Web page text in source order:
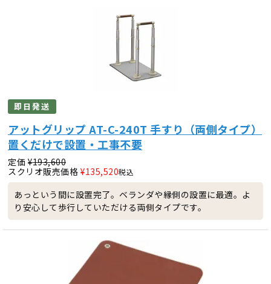
即日発送
アットグリップ AT-C-240T 手すり（両側タイプ）
置くだけで設置・工事不要
定価 ¥193,600
スクリオ販売価格 ¥135,520税込
あっという間に設置完了。ベランダや縁側の設置に最適。よ
り安心して歩行していただける両側タイプです。